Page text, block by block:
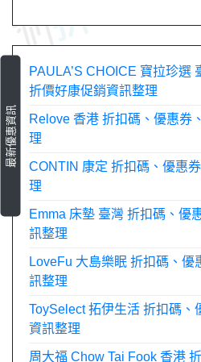
覽
最新優惠資訊
PAULA’S CHOICE 寶拉珍選
折價好康促銷資訊整理
Relove 香港 折扣碼、優惠券
理
CONTIN 康定 折扣碼、優惠
理
Emma 床墊 臺灣 折扣碼、優
訊整理
LoveFu 大島樂眠 折扣碼、優
訊整理
ToySelect 拓伊生活 折扣碼、
資訊整理
周大福 Chow Tai Fook 香港